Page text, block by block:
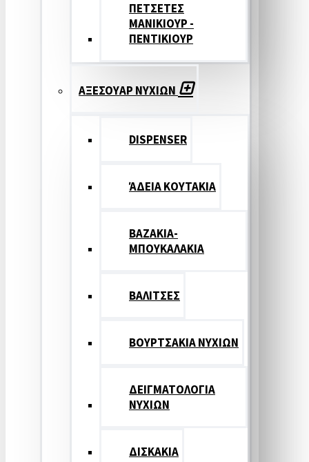
ΠΕΤΣΕΤΕΣ
ΜΑΝΙΚΙΟΥΡ -
ΠΕΝΤΙΚΙΟΥΡ
ΑΞΕΣΟΥΑΡ ΝΥΧΙΩΝ
DISPENSER
ΆΔΕΙΑ ΚΟΥΤΑΚΙΑ
ΒΑΖΑΚΙΑ-
ΜΠΟΥΚΑΛΑΚΙΑ
ΒΑΛΙΤΣΕΣ
ΒΟΥΡΤΣΑΚΙΑ ΝΥΧΙΩΝ
ΔΕΙΓΜΑΤΟΛΟΓΙΑ
ΝΥΧΙΩΝ
ΔΙΣΚΑΚΙΑ